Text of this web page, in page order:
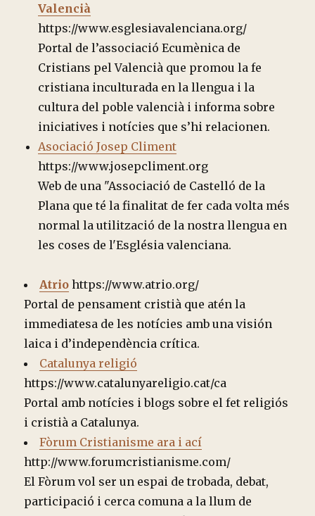
Valencià
https://www.esglesiavalenciana.org/
Portal de l’associació Ecumènica de
Cristians pel Valencià que promou la fe
cristiana inculturada en la llengua i la
cultura del poble valencià i informa sobre
iniciatives i notícies que s’hi relacionen.
Asociació Josep Climent
https://www.josepcliment.org
Web de una "Associació de Castelló de la
Plana que té la finalitat de fer cada volta més
normal la utilització de la nostra llengua en
les coses de l'Església valenciana.
Atrio https://www.atrio.org/
Portal de pensament cristià que atén la
immediatesa de les notícies amb una visión
laica i d’independència crítica.
Catalunya religió
https://www.catalunyareligio.cat/ca
Portal amb notícies i blogs sobre el fet religiós
i cristià a Catalunya.
Fòrum Cristianisme ara i ací
http://www.forumcristianisme.com/
El Fòrum vol ser un espai de trobada, debat,
participació i cerca comuna a la llum de